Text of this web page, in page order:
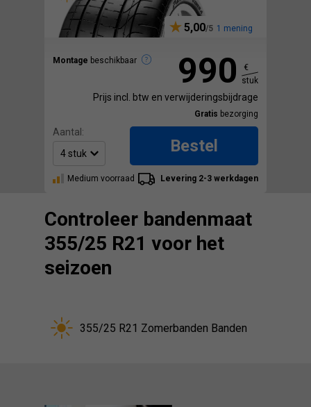
5,00 1 mening
Montage beschikbaar 990
€
stuk
Prijs incl. btw en verwijderingsbijdrage
Gratis bezorging
Aantal:
Bestel
Medium voorraad Levering 2-3 werkdagen
Controleer bandenmaat
355/25 R21 voor het
seizoen
355/25 R21 Zomerbanden Banden